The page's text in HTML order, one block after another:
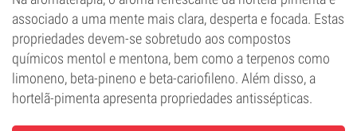
associado a uma mente mais clara, desperta e focada. Estas
propriedades devem-se sobretudo aos compostos
químicos mentol e mentona, bem como a terpenos como
limoneno, beta-pineno e beta-cariofileno. Além disso, a
hortelã-pimenta apresenta propriedades antissépticas.